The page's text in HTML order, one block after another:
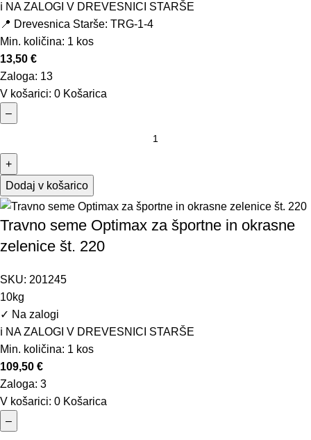
ℹ️ NA ZALOGI V DREVESNICI STARŠE
📍 Drevesnica Starše: TRG-1-4
Min. količina: 1 kos
13,50 €
Zaloga: 13
V košarici: 0 Košarica
–
+
Dodaj v košarico
Travno seme Optimax za športne in okrasne
zelenice št. 220
SKU: 201245
10kg
✓ Na zalogi
ℹ️ NA ZALOGI V DREVESNICI STARŠE
Min. količina: 1 kos
109,50 €
Zaloga: 3
V košarici: 0 Košarica
–